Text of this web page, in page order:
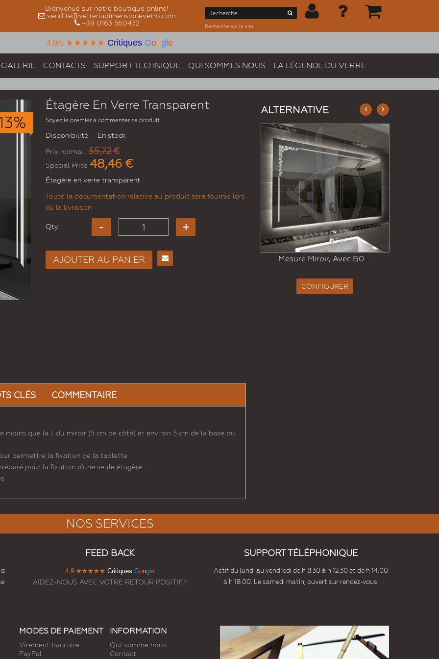
Bienvenue sur notre boutique online!
vendite@vetreriadimensionevetro.com
+39 0163 560432
Recherche sur le site
4,9/5 ★★★★★ Critiques Goog e
GALERIE CONTACTS SUPPORT TECHNIQUE QUI SOMMES NOUS LA LÉGENDE DU VERRE
Étagère En Verre Transparent
Soyez le premier à commenter ce produit
Disponibilité : En stock
Prix normal : 55,72 €
Special Price 48,46 €
Étagère en verre transparent
Toute la documentation relative au produit sera fournie lors
de la livraison
Qty :
AJOUTER AU PANIER
CLÉS COMMENTAIRE
moins que la L du miroir (5 cm de côté) et environ 5 cm de la base du
permettre la fixation de la tablette.
pour la fixation d'une seule étagère.
ALTERNATIVE
Miroir Sans Cadre Pour ...
Mesure Miroir, Avec B0 ...
CONFIGURER
NOS SERVICES
FEED BACK
4,9 ★★★★★ Critiques Goog e
AIDEZ-NOUS AVEC VOTRE RETOUR POSITIF!!
SUPPORT TÉLÉPHONIQUE
Actif du lundi au vendredi de h 8.30 à h 12.30 et de h 14.00
à h 18.00. Le samedi matin, ouvert sur rendez-vous.
MODES DE PAIEMENT
Virement bancaire
PayPal
INFORMATION
Qui somme nous
Contact